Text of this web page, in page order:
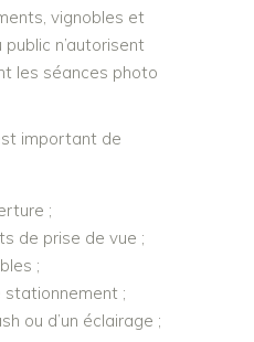
vignobles et
n’autorisent
les séances photo
important de
;
de prise de vue ;
;
stationnement ;
ou d’un éclairage ;